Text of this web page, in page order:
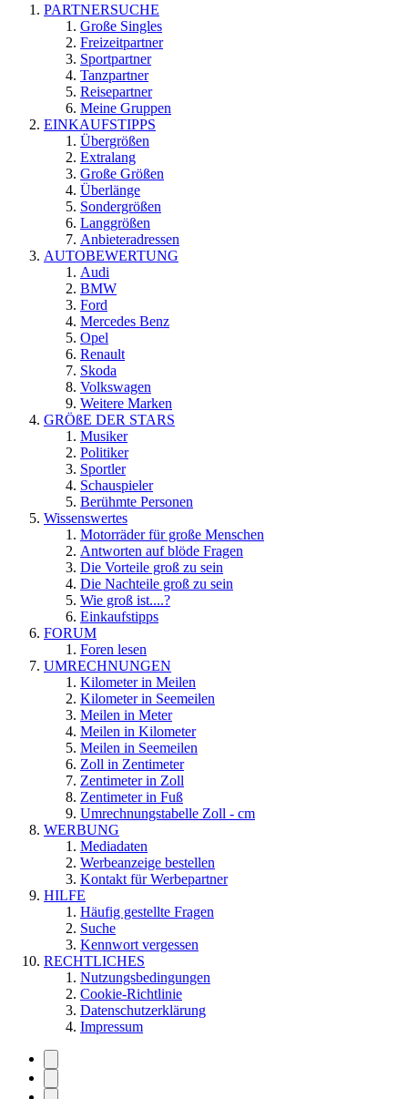
PARTNERSUCHE
Große Singles
Freizeitpartner
Sportpartner
Tanzpartner
Reisepartner
Meine Gruppen
EINKAUFSTIPPS
Übergrößen
Extralang
Große Größen
Überlänge
Sondergrößen
Langgrößen
Anbieteradressen
AUTOBEWERTUNG
Audi
BMW
Ford
Mercedes Benz
Opel
Renault
Skoda
Volkswagen
Weitere Marken
GRÖßE DER STARS
Musiker
Politiker
Sportler
Schauspieler
Berühmte Personen
Wissenswertes
Motorräder für große Menschen
Antworten auf blöde Fragen
Die Vorteile groß zu sein
Die Nachteile groß zu sein
Wie groß ist....?
Einkaufstipps
FORUM
Foren lesen
UMRECHNUNGEN
Kilometer in Meilen
Kilometer in Seemeilen
Meilen in Meter
Meilen in Kilometer
Meilen in Seemeilen
Zoll in Zentimeter
Zentimeter in Zoll
Zentimeter in Fuß
Umrechnungstabelle Zoll - cm
WERBUNG
Mediadaten
Werbeanzeige bestellen
Kontakt für Werbepartner
HILFE
Häufig gestellte Fragen
Suche
Kennwort vergessen
RECHTLICHES
Nutzungsbedingungen
Cookie-Richtlinie
Datenschutzerklärung
Impressum